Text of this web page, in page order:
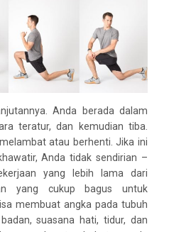
Anda berada dalam
teratur, dan kemudian tiba.
atau berhenti. Jika ini
Anda tidak sendirian –
yang lebih lama dari
yang cukup bagus untuk
membuat angka pada tubuh
suasana hati, tidur, dan